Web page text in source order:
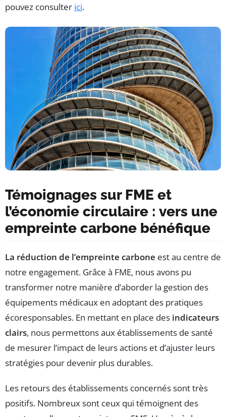
pouvez consulter ici.
Témoignages sur FME et
l’économie circulaire : vers une
empreinte carbone bénéfique
La réduction de l’empreinte carbone est au centre de
notre engagement. Grâce à FME, nous avons pu
transformer notre manière d’aborder la gestion des
équipements médicaux en adoptant des pratiques
écoresponsables. En mettant en place des indicateurs
clairs, nous permettons aux établissements de santé
de mesurer l’impact de leurs actions et d’ajuster leurs
stratégies pour devenir plus durables.
Les retours des établissements concernés sont très
positifs. Nombreux sont ceux qui témoignent des